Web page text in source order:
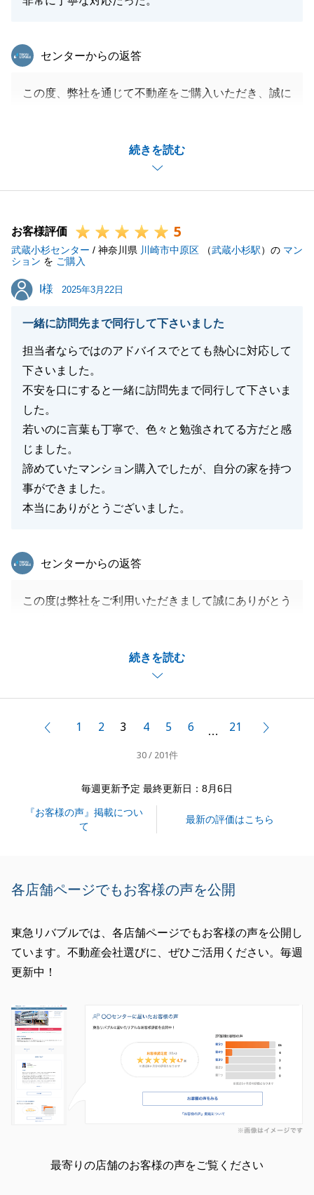
続きを読む
東急リバブル
センターからの返答
この度、弊社を通じて不動産をご購入いただき、誠に
までスムーズに進めることが出来ました。重ねてお礼
引き続き何か不動産でお困りな事がございましたら、
す。
今後とも何卒よろしくお願いいたします。
お客様評価 5
武蔵小杉センター / 神奈川県 川崎市中原区 （武蔵小杉駅）の マン
ション を ご購入
I様
I様 2025年3月22日
一緒に訪問先まで同行して下さいました
担当者ならではのアドバイスでとても熱心に対応して
下さいました。
不安を口にすると一緒に訪問先まで同行して下さいま
した。
若いのに言葉も丁寧で、色々と勉強されてる方だと感
じました。
諦めていたマンション購入でしたが、自分の家を持つ
事ができました。
本当にありがとうございました。
続きを読む
東急リバブル
センターからの返答
この度は弊社をご利用いただきまして誠にありがとう
不動産のご相談等ございましたら、いつでもお気軽に
お申し付けくださいませ。
前へ1 2 3 4 5 6 … 21
30 / 201件
毎週更新予定 最終更新日：8月6日
『お客様の声』掲載につい
て
最新の評価はこちら
各店舗ページでもお客様の声を公開
東急リバブルでは、各店舗ページでもお客様の声を公開し
ています。不動産会社選びに、ぜひご活用ください。毎週
更新中！
最寄りの店舗のお客様の声をご覧ください